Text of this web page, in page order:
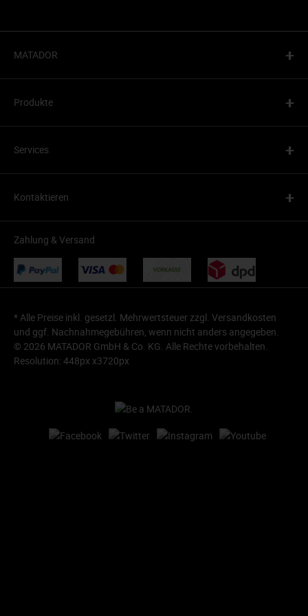
MATADOR +
Produkte +
Services +
Kontaktieren +
Zahlung & Versand
* Alle Preise inkl. gesetzl. Mehrwertsteuer zzgl. Versandkosten
und ggf. Nachnahmegebühren, wenn nicht anders angegeben.
© 2026 MATADOR GmbH & Co. KG. Alle Rechte vorbehalten.
Resolution: 448px x3720px